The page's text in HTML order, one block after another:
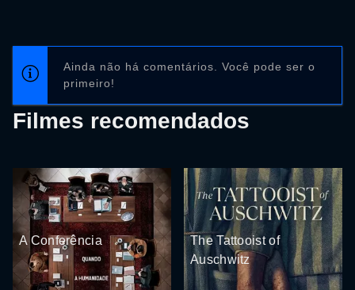
Ainda não há comentários. Você pode ser o
primeiro!
Filmes recomendados
A Conferência
The Tattooist of
Auschwitz